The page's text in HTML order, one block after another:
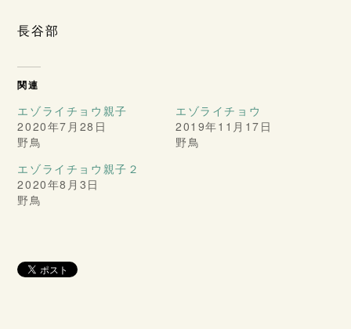
長谷部
関連
エゾライチョウ親子
2020年7月28日
野鳥
エゾライチョウ
2019年11月17日
野鳥
エゾライチョウ親子２
2020年8月3日
野鳥